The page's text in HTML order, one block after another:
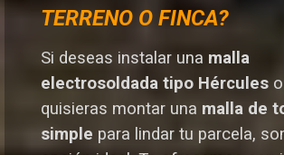
TERRENO O FINCA?
Si deseas instalar una malla
electrosoldada tipo Hércules
quisieras montar una malla de
simple para lindar tu parcela,